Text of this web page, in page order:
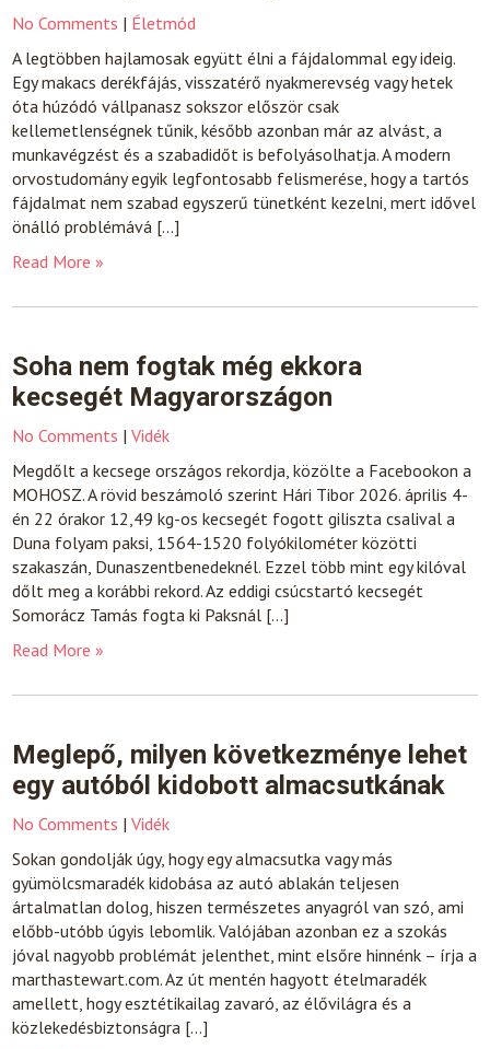
No Comments | Életmód
A legtöbben hajlamosak együtt élni a fájdalommal egy ideig.
Egy makacs derékfájás, visszatérő nyakmerevség vagy hetek
óta húzódó vállpanasz sokszor először csak
kellemetlenségnek tűnik, később azonban már az alvást, a
munkavégzést és a szabadidőt is befolyásolhatja. A modern
orvostudomány egyik legfontosabb felismerése, hogy a tartós
fájdalmat nem szabad egyszerű tünetként kezelni, mert idővel
önálló problémává […]
Read More »
Soha nem fogtak még ekkora
kecsegét Magyarországon
No Comments |Vidék
Megdőlt a kecsege országos rekordja, közölte a Facebookon a
MOHOSZ. A rövid beszámoló szerint Hári Tibor 2026. április 4-
én 22 órakor 12,49 kg-os kecsegét fogott giliszta csalival a
Duna folyam paksi, 1564-1520 folyókilométer közötti
szakaszán, Dunaszentbenedeknél. Ezzel több mint egy kilóval
dőlt meg a korábbi rekord. Az eddigi csúcstartó kecsegét
Somorácz Tamás fogta ki Paksnál […]
Read More »
Meglepő, milyen következménye lehet
egy autóból kidobott almacsutkának
No Comments |Vidék
Sokan gondolják úgy, hogy egy almacsutka vagy más
gyümölcsmaradék kidobása az autó ablakán teljesen
ártalmatlan dolog, hiszen természetes anyagról van szó, ami
előbb-utóbb úgyis lebomlik. Valójában azonban ez a szokás
jóval nagyobb problémát jelenthet, mint elsőre hinnénk – írja a
marthastewart.com. Az út mentén hagyott ételmaradék
amellett, hogy esztétikailag zavaró, az élővilágra és a
közlekedésbiztonságra […]